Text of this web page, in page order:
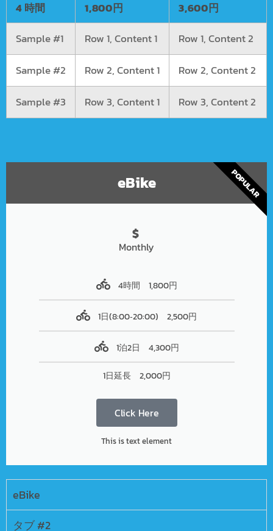
4 時間 1,800円
3,600円
Sample #1
Row 1, Content 1 Row 1, Content 2
Sample #2 Row 2, Content 1 Row 2, Content 2
Sample #3 Row 3, Content 1 Row 3, Content 2
eBike
$
Monthly
4時間 1,800円
1日(8:00‐20:00) 2,500円
1泊2日 4,300円
1日延長 2,000円
Click Here
This is text element
POPULAR
eBike
タブ #2